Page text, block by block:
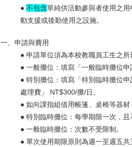
● 不包含單純供活動參與者使用之
動支援或後勤使用之設施。
一、申請與費用
● 申請單位須為本校教職員工生之所
● 一般攤位：填寫「一般臨時攤位
● 特別攤位：填寫「特別臨時攤位
處理費」 NT$300/攤/日。
● 如向課指組借用帳篷、桌椅等器材
● 特別臨時攤位：每學期限一次，且
● 一般臨時攤位：次數不受限制。
● 單次使用期限原則為週一至週五